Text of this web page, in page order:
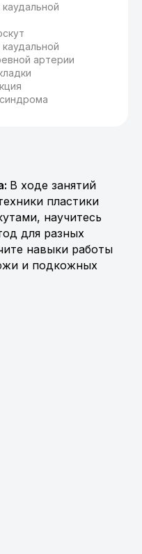
артерии
В ходе занятий
пластики
научитесь
для разных
навыки работы
и подкожных